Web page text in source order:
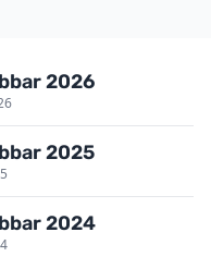
2026
2025
2024